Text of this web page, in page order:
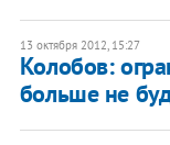
13 октября 2012, 15:27
Колобов:
больше не